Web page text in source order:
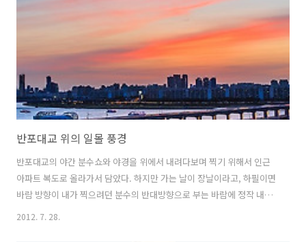
반포대교 위의 일몰 풍경
반포대교의 야간 분수쇼와 야경을 위에서 내려다보며 찍기 위해서 인근
아파트 복도로 올라가서 담았다. 하지만 가는 날이 장날이라고, 하필이면
바람 방향이 내가 찍으려던 분수의 반대방향으로 부는 바람에 정작 내가
있던 곳에서는 분수를 볼 수가 없었다. 하지만 대신 멋진 일몰 풍경으로
2012. 7. 28.